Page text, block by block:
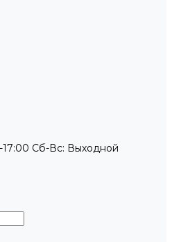
Сб-Вс: Выходной